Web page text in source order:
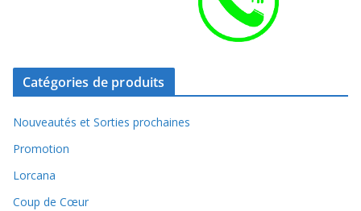
Catégories de produits
Nouveautés et Sorties prochaines
Promotion
Lorcana
Coup de Cœur